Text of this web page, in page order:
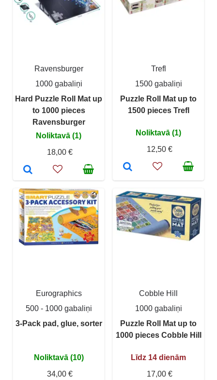
Ravensburger
1000 gabaliņi
Hard Puzzle Roll Mat up
to 1000 pieces
Ravensburger
Noliktavā (1)
18,00 €
Trefl
1500 gabaliņi
Puzzle Roll Mat up to
1500 pieces Trefl
Noliktavā (1)
12,50 €
Eurographics
500 - 1000 gabaliņi
3-Pack pad, glue, sorter
Noliktavā (10)
34,00 €
Cobble Hill
1000 gabaliņi
Puzzle Roll Mat up to
1000 pieces Cobble Hill
Līdz 14 dienām
17,00 €